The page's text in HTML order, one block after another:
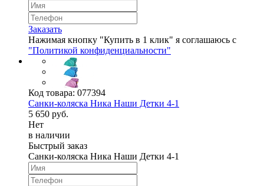
Заказать
Нажимая кнопку "Купить в 1 клик" я соглашаюсь с
"Политикой конфиденциальности"
Код товара: 077394
Cанки-коляска Ника Наши Детки 4-1
5 650 руб.
Нет
в наличии
Быстрый заказ
Cанки-коляска Ника Наши Детки 4-1